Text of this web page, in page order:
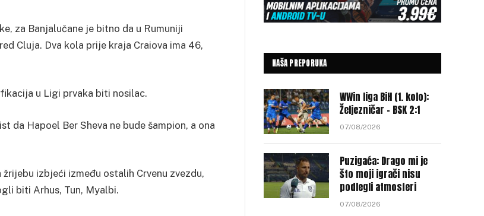
za Banjalučane je bitno da u Rumuniji
Cluja. Dva kola prije kraja Craiova ima 46,
u Ligi prvaka biti nosilac.
da Hapoel Ber Sheva ne bude šampion, a ona
izbjeći između ostalih Crvenu zvezdu,
biti Arhus, Tun, Myalbi.
NAŠA PREPORUKA
WWin liga BiH (1. kolo):
Željezničar – BSK 2:1
07/08/2026
Puzigaća: Drago mi je
što moji igrači nisu
podlegli atmosferi
07/08/2026